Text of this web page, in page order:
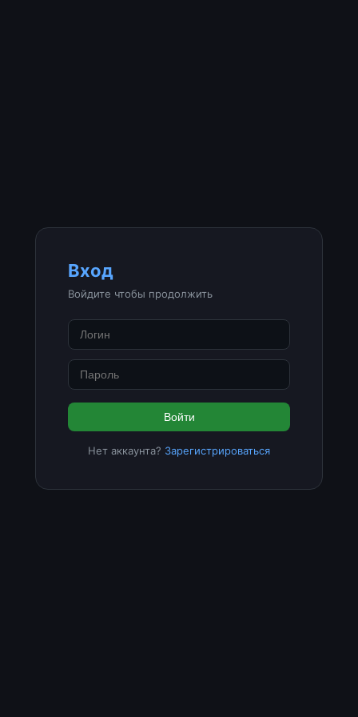
Вход
Войдите чтобы продолжить
Войти
Нет аккаунта? Зарегистрироваться